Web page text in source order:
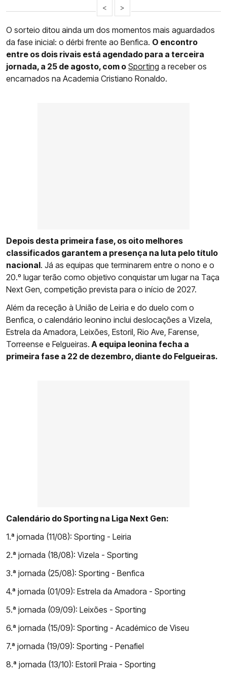
< >
O sorteio ditou ainda um dos momentos mais aguardados
da fase inicial: o dérbi frente ao Benfica. O encontro
entre os dois rivais está agendado para a terceira
jornada, a 25 de agosto, com o Sporting a receber os
encarnados na Academia Cristiano Ronaldo.
Depois desta primeira fase, os oito melhores
classificados garantem a presença na luta pelo título
nacional. Já as equipas que terminarem entre o nono e o
20.º lugar terão como objetivo conquistar um lugar na Taça
Next Gen, competição prevista para o início de 2027.
Além da receção à União de Leiria e do duelo com o
Benfica, o calendário leonino inclui deslocações a Vizela,
Estrela da Amadora, Leixões, Estoril, Rio Ave, Farense,
Torreense e Felgueiras. A equipa leonina fecha a
primeira fase a 22 de dezembro, diante do Felgueiras.
Calendário do Sporting na Liga Next Gen:
1.ª jornada (11/08): Sporting - Leiria
2.ª jornada (18/08): Vizela - Sporting
3.ª jornada (25/08): Sporting - Benfica
4.ª jornada (01/09): Estrela da Amadora - Sporting
5.ª jornada (09/09): Leixões - Sporting
6.ª jornada (15/09): Sporting - Académico de Viseu
7.ª jornada (19/09): Sporting - Penafiel
8.ª jornada (13/10): Estoril Praia - Sporting